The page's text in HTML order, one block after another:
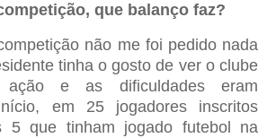
que balanço faz?
não me foi pedido nada
tinha o gosto de ver o clube
ação e as dificuldades eram
em 25 jogadores inscritos
5 que tinham jogado futebol na